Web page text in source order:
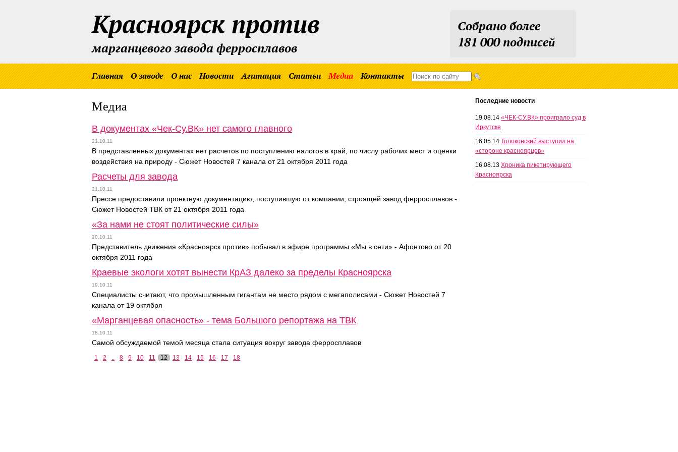
Собрано более
181 000 подписей
Красноярск против
марганцевого завода ферросплавов
Главная О заводе О нас Новости Агитация Статьи Медиа Контакты
Медиа
В документах «Чек-Су.ВК» нет самого главного
21.10.11
В представленных документах нет расчетов по поступлению налогов в край, по числу рабочих мест и оценки
воздействия на природу - Сюжет Новостей 7 канала от 21 октября 2011 года
Расчеты для завода
21.10.11
Прессе предоставили проектную документацию, поступившую от компании, строящей завод ферросплавов -
Сюжет Новостей ТВК от 21 октября 2011 года
«За нами не стоят политические силы»
20.10.11
Представитель движения «Красноярск против» побывал в эфире программы «Мы в сети» - Афонтово от 20
октября 2011 года
Краевые экологи хотят вынести КрАЗ далеко за пределы Красноярска
19.10.11
Специалисты считают, что промышленным гигантам не место рядом с мегаполисами - Сюжет Новостей 7
канала от 19 октября
«Марганцевая опасность» - тема Большого репортажа на ТВК
18.10.11
Самой обсуждаемой темой месяца стала ситуация вокруг завода ферросплавов
1 2 .. 8 9 10 11 12 13 14 15 16 17 18
Последние новости
19.08.14 «ЧЕК-СУ.ВК» проиграло суд в
Иркутске
16.05.14 Толоконский выступил на
«стороне красноярцев»
16.08.13 Хроника пикетирующего
Красноярска